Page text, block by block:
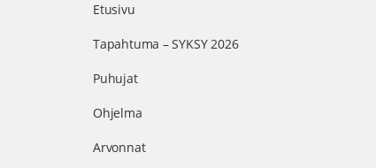
Etusivu
Tapahtuma – SYKSY 2026
Puhujat
Ohjelma
Arvonnat